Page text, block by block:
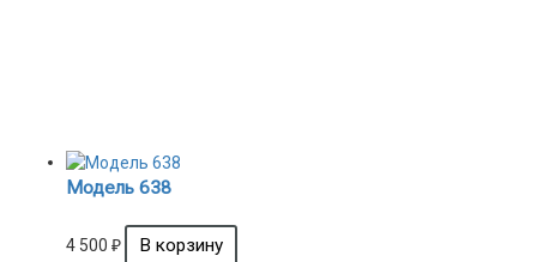
Модель 638
4 500 ₽